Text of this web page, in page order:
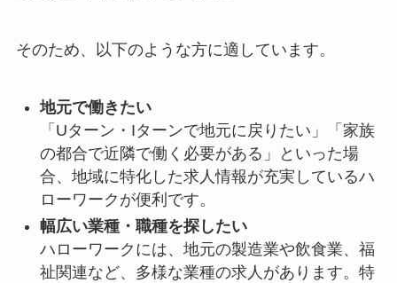
そのため、以下のような方に適しています。
地元で働きたい
「Uターン・Iターンで地元に戻りたい」「家族
の都合で近隣で働く必要がある」といった場
合、地域に特化した求人情報が充実しているハ
ローワークが便利です。
幅広い業種・職種を探したい
ハローワークには、地元の製造業や飲食業、福
祉関連など、多様な業種の求人があります。特